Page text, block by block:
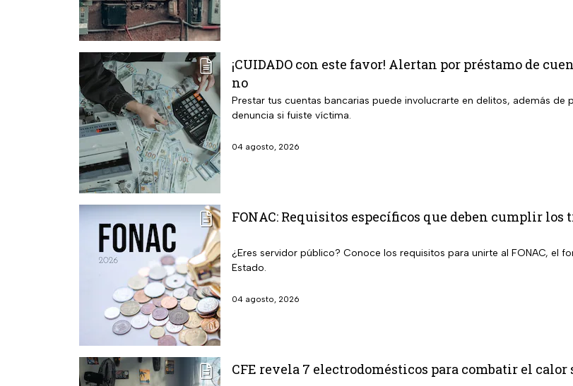
¡CUIDADO con este favor! Alertan por préstamo de
no
Prestar tus cuentas bancarias puede involucrarte en delitos, además
denuncia si fuiste víctima.
04 agosto, 2026
FONAC: Requisitos específicos que deben cumplir los
¿Eres servidor público? Conoce los requisitos para unirte al FONAC, el
Estado.
04 agosto, 2026
CFE revela 7 electrodomésticos para combatir el